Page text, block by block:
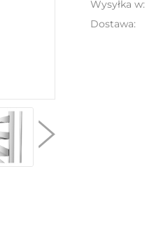
Wysyłka w:
Dostawa: